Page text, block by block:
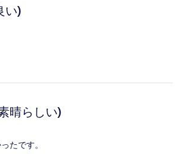
い)
晴らしい)
たです。